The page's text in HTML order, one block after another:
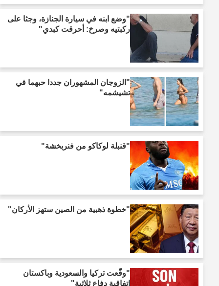
"وضع ابنه في سيارة الجنازة، وجثا على
ركبتيه وصرخ: أحرقت كبدي"
"الزوجان المشهوران جددا حبهما في
تشيشمه"
"قنبلة لوكاكو من فنربخشة"
"خطوة ذهبية من الصين ستهز الأركان"
"وقّعت تركيا والسعودية وباكستان
اتفاقية دفاع ثلاثية"